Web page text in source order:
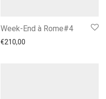
Week-End à Rome#4
€210,00